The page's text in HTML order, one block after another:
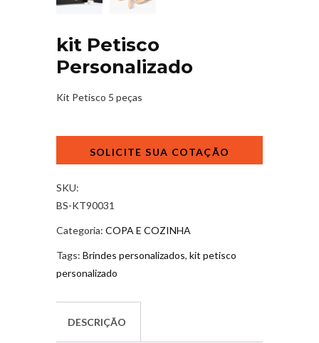
kit Petisco
Personalizado
Kit Petisco 5 peças
Personalizado
SKU:
BS-KT90031
Categoria: COPA E COZINHA
Tags: Brindes personalizados, kit petisco
personalizado
DESCRIÇÃO